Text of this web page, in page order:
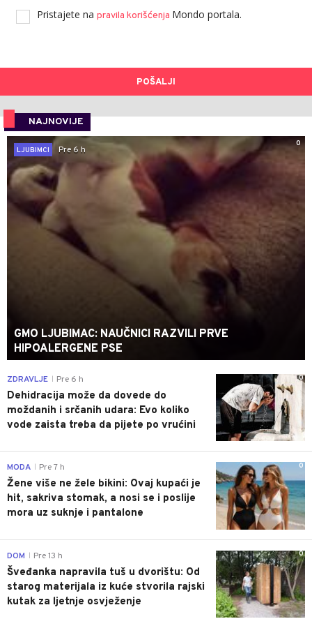
Pristajete na pravila korišćenja Mondo portala.
POŠALJI
NAJNOVIJE
0
LJUBIMCI
Pre 6 h
GMO LJUBIMAC: NAUČNICI RAZVILI PRVE
HIPOALERGENE PSE
0
ZDRAVLJE Pre 6 h
Dehidracija može da dovede do
moždanih i srčanih udara: Evo koliko
vode zaista treba da pijete po vrućini
0
MODA Pre 7 h
Žene više ne žele bikini: Ovaj kupaći je
hit, sakriva stomak, a nosi se i poslije
mora uz suknje i pantalone
0
DOM Pre 13 h
Šveđanka napravila tuš u dvorištu: Od
starog materijala iz kuće stvorila rajski
kutak za ljetnje osvježenje